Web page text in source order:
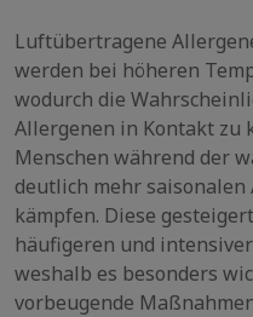
Luftübertragene
werden bei höheren
wodurch die
Allergenen in Kontakt zu
Menschen während der
deutlich mehr
kämpfen. Diese
häufigeren und
weshalb es besonders
vorbeugende